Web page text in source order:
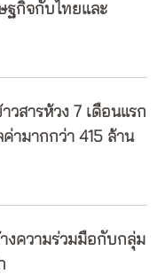
ฐกิจกับไทยและ
วสารห้วง 7 เดือนแรก
ามากกว่า 415 ล้าน
างความร่วมมือกับกลุ่ม